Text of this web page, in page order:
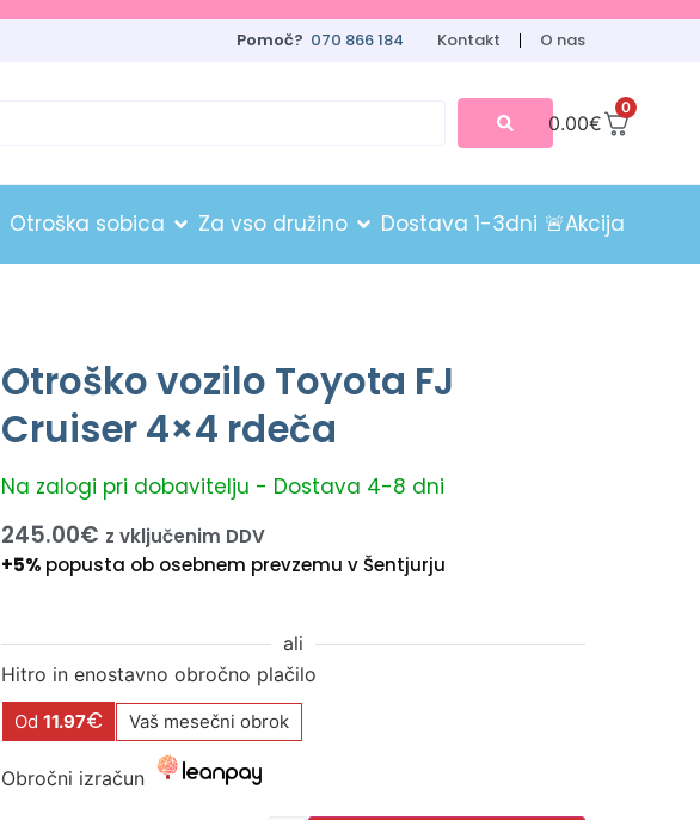
Pomoč? 070 866 184 Kontakt O nas
0
0.00€
Otroška sobica Za vso družino Dostava 1-3dni 🚨Akcija
Otroško vozilo Toyota FJ
Cruiser 4×4 rdeča
Na zalogi pri dobavitelju - Dostava 4-8 dni
245.00€ z vključenim DDV
+5% popusta ob osebnem prevzemu v Šentjurju
ali
Hitro in enostavno obročno plačilo
Od11.97€ Vaš mesečni obrok
Obročni izračun